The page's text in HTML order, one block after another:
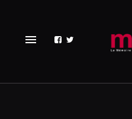
menu